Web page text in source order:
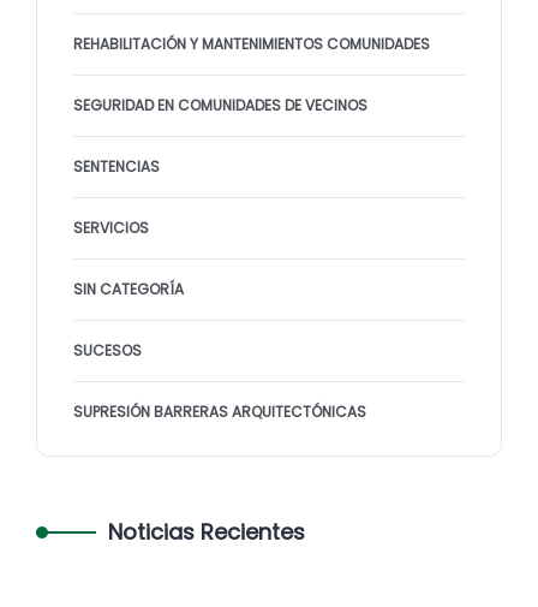
REHABILITACIÓN Y MANTENIMIENTOS COMUNIDADES
SEGURIDAD EN COMUNIDADES DE VECINOS
SENTENCIAS
SERVICIOS
SIN CATEGORÍA
SUCESOS
SUPRESIÓN BARRERAS ARQUITECTÓNICAS
Noticias Recientes